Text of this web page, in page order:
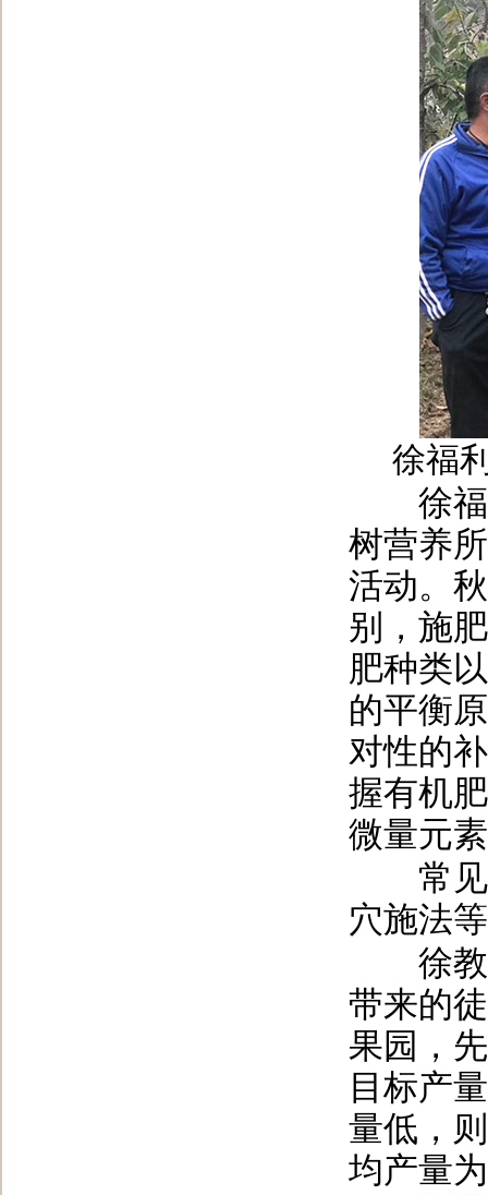
徐福
徐福
树营养
活动。
别，施
肥种类
的平衡
对性的
握有机
微量元
常见
穴施法
徐教
带来的
果园，
目标产
量低，
均产量